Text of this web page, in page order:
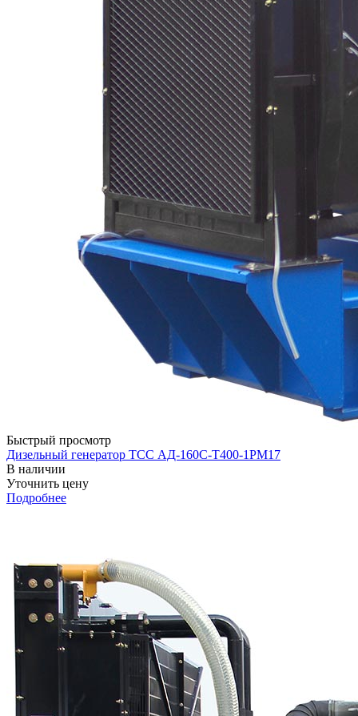
Быстрый просмотр
Дизельный генератор ТСС АД-160С-Т400-1РМ17
В наличии
Уточнить цену
Подробнее